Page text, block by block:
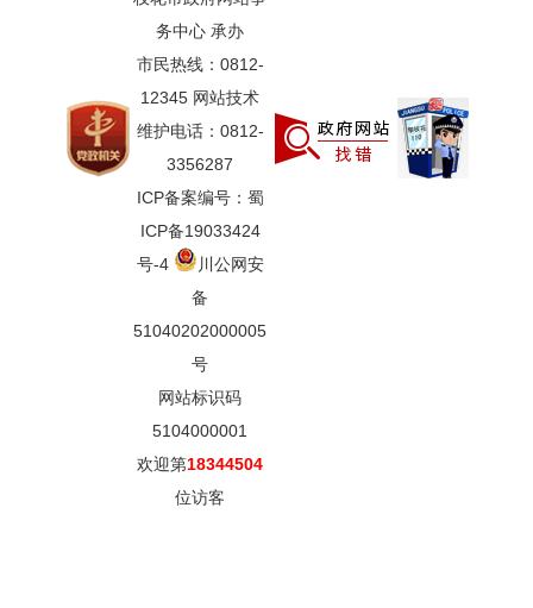
务中心 承办
市民热线：0812-
12345 网站技术
维护电话：0812-
3356287
ICP备案编号：蜀
ICP备19033424
号-4
川公网安
备
51040202000005
号
网站标识码
5104000001
欢迎第18344504
位访客